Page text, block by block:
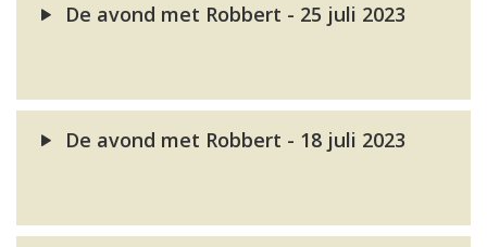
De avond met Robbert - 25 juli 2023
De avond met Robbert - 18 juli 2023